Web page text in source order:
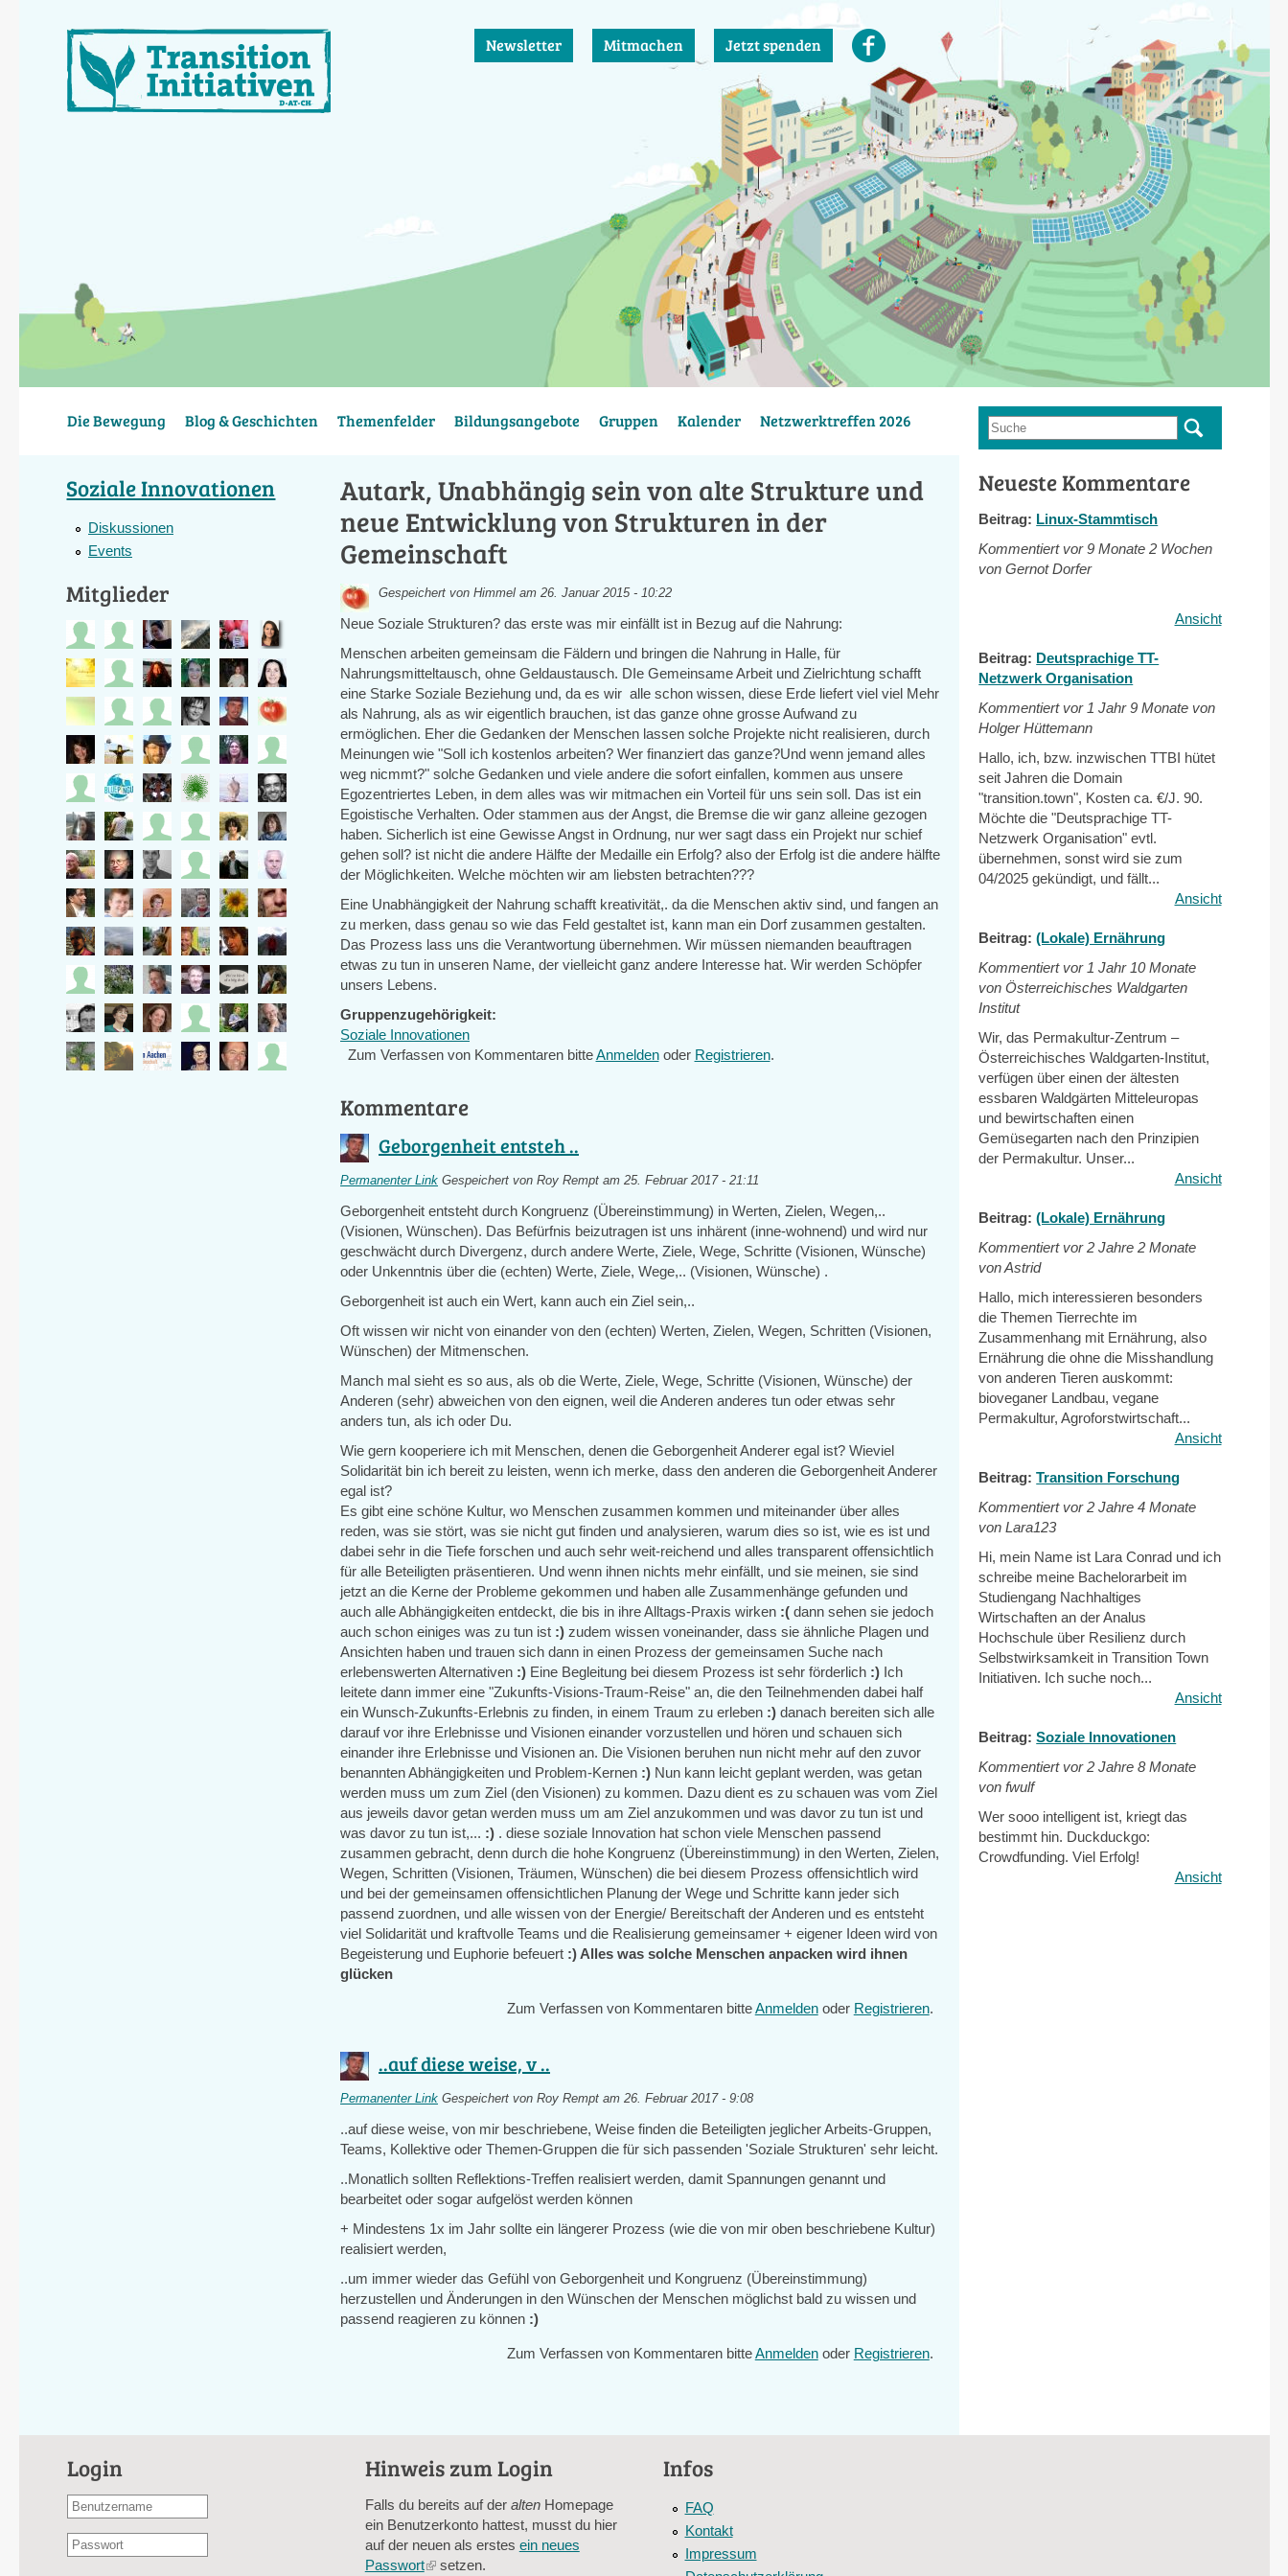
Newsletter Mitmachen Jetzt spenden
Die Bewegung Blog & Geschichten Themenfelder Bildungsangebote Gruppen Kalender Netzwerktreffen 2026
Autark, Unabhängig sein von alte Strukture und
neue Entwicklung von Strukturen in der
Gemeinschaft
Gespeichert vonHimmel am 26. Januar 2015 - 10:22
Neue Soziale Strukturen? das erste was mir einfällt ist in Bezug auf die Nahrung:
Menschen arbeiten gemeinsam die Fäldern und bringen die Nahrung in Halle, für
Nahrungsmitteltausch, ohne Geldaustausch. DIe Gemeinsame Arbeit und Zielrichtung schafft
eine Starke Soziale Beziehung und, da es wir alle schon wissen, diese Erde liefert viel viel Mehr
als Nahrung, als as wir eigentlich brauchen, ist das ganze ohne grosse Aufwand zu
ermöglichen. Eher die Gedanken der Menschen lassen solche Projekte nicht realisieren, durch
Meinungen wie "Soll ich kostenlos arbeiten? Wer finanziert das ganze?Und wenn jemand alles
weg nicmmt?" solche Gedanken und viele andere die sofort einfallen, kommen aus unsere
Egozentriertes Leben, in dem alles was wir mitmachen ein Vorteil für uns sein soll. Das ist ein
Egoistische Verhalten. Oder stammen aus der Angst, die Bremse die wir ganz alleine gezogen
haben. Sicherlich ist eine Gewisse Angst in Ordnung, nur wer sagt dass ein Projekt nur schief
gehen soll? ist nicht die andere Hälfte der Medaille ein Erfolg? also der Erfolg ist die andere hälfte
der Möglichkeiten. Welche möchten wir am liebsten betrachten???
Eine Unabhängigkeit der Nahrung schafft kreativität,. da die Menschen aktiv sind, und fangen an
zu merken, dass genau so wie das Feld gestaltet ist, kann man ein Dorf zusammen gestalten.
Das Prozess lass uns die Verantwortung übernehmen. Wir müssen niemanden beauftragen
etwas zu tun in unseren Name, der vielleicht ganz andere Interesse hat. Wir werden Schöpfer
unsers Lebens.
Gruppenzugehörigkeit:
Soziale Innovationen
Zum Verfassen von Kommentaren bitteAnmeldenoder Registrieren.
Kommentare
Geborgenheit entsteh ..
Permanenter Link Gespeichert vonRoy Rempt am 25. Februar 2017 - 21:11
Geborgenheit entsteht durch Kongruenz (Übereinstimmung) in Werten, Zielen, Wegen,..
(Visionen, Wünschen). Das Befürfnis beizutragen ist uns inhärent (inne-wohnend) und wird nur
geschwächt durch Divergenz, durch andere Werte, Ziele, Wege, Schritte (Visionen, Wünsche)
oder Unkenntnis über die (echten) Werte, Ziele, Wege,.. (Visionen, Wünsche) .
Geborgenheit ist auch ein Wert, kann auch ein Ziel sein,..
Oft wissen wir nicht von einander von den (echten) Werten, Zielen, Wegen, Schritten (Visionen,
Wünschen) der Mitmenschen.
Manch mal sieht es so aus, als ob die Werte, Ziele, Wege, Schritte (Visionen, Wünsche) der
Anderen (sehr) abweichen von den eignen, weil die Anderen anderes tun oder etwas sehr
anders tun, als ich oder Du.
Wie gern kooperiere ich mit Menschen, denen die Geborgenheit Anderer egal ist? Wieviel
Solidarität bin ich bereit zu leisten, wenn ich merke, dass den anderen die Geborgenheit Anderer
egal ist?
Es gibt eine schöne Kultur, wo Menschen zusammen kommen und miteinander über alles
reden, was sie stört, was sie nicht gut finden und analysieren, warum dies so ist, wie es ist und
dabei sehr in die Tiefe forschen und auch sehr weit-reichend und alles transparent offensichtlich
für alle Beteiligten präsentieren. Und wenn ihnen nichts mehr einfällt, und sie meinen, sie sind
jetzt an die Kerne der Probleme gekommen und haben alle Zusammenhänge gefunden und
auch alle Abhängigkeiten entdeckt, die bis in ihre Alltags-Praxis wirken :(dann sehen sie jedoch
auch schon einiges was zu tun ist :)zudem wissen voneinander, dass sie ähnliche Plagen und
Ansichten haben und trauen sich dann in einen Prozess der gemeinsamen Suche nach
erlebenswerten Alternativen :) Eine Begleitung bei diesem Prozess ist sehr förderlich :) Ich
leitete dann immer eine "Zukunfts-Visions-Traum-Reise" an, die den Teilnehmenden dabei half
ein Wunsch-Zukunfts-Erlebnis zu finden, in einem Traum zu erleben :)danach bereiten sich alle
darauf vor ihre Erlebnisse und Visionen einander vorzustellen und hören und schauen sich
einander ihre Erlebnisse und Visionen an. Die Visionen beruhen nun nicht mehr auf den zuvor
benannten Abhängigkeiten und Problem-Kernen :) Nun kann leicht geplant werden, was getan
werden muss um zum Ziel (den Visionen) zu kommen. Dazu dient es zu schauen was vom Ziel
aus jeweils davor getan werden muss um am Ziel anzukommen und was davor zu tun ist und
was davor zu tun ist,... :) . diese soziale Innovation hat schon viele Menschen passend
zusammen gebracht, denn durch die hohe Kongruenz (Übereinstimmung) in den Werten, Zielen,
Wegen, Schritten (Visionen, Träumen, Wünschen) die bei diesem Prozess offensichtlich wird
und bei der gemeinsamen offensichtlichen Planung der Wege und Schritte kann jeder sich
passend zuordnen, und alle wissen von der Energie/ Bereitschaft der Anderen und es entsteht
viel Solidarität und kraftvolle Teams und die Realisierung gemeinsamer + eigener Ideen wird von
Begeisterung und Euphorie befeuert :) Alles was solche Menschen anpacken wird ihnen
glücken
Zum Verfassen von Kommentaren bitteAnmeldenoder Registrieren.
..auf diese weise, v ..
Permanenter Link Gespeichert vonRoy Rempt am 26. Februar 2017 - 9:08
..auf diese weise, von mir beschriebene, Weise finden die Beteiligten jeglicher Arbeits-Gruppen,
Teams, Kollektive oder Themen-Gruppen die für sich passenden 'Soziale Strukturen' sehr leicht.
..Monatlich sollten Reflektions-Treffen realisiert werden, damit Spannungen genannt und
bearbeitet oder sogar aufgelöst werden können
+ Mindestens 1x im Jahr sollte ein längerer Prozess (wie die von mir oben beschriebene Kultur)
realisiert werden,
..um immer wieder das Gefühl von Geborgenheit und Kongruenz (Übereinstimmung)
herzustellen und Änderungen in den Wünschen der Menschen möglichst bald zu wissen und
passend reagieren zu können :)
Zum Verfassen von Kommentaren bitteAnmeldenoder Registrieren.
Soziale Innovationen
Diskussionen
Events
Mitglieder
Suchformular
Suche
Neueste Kommentare
Beitrag: Linux-Stammtisch
Kommentiert vor9 Monate 2 Wochen
von Gernot Dorfer
Ansicht
Beitrag: Deutsprachige TT-
Netzwerk Organisation
Kommentiert vor 1 Jahr 9 Monate von
Holger Hüttemann
Hallo, ich, bzw. inzwischen TTBI hütet
seit Jahren die Domain
"transition.town", Kosten ca. €/J. 90.
Möchte die "Deutsprachige TT-
Netzwerk Organisation" evtl.
übernehmen, sonst wird sie zum
04/2025 gekündigt, und fällt...
Ansicht
Beitrag:(Lokale) Ernährung
Kommentiert vor 1 Jahr 10 Monate
von Österreichisches Waldgarten
Institut
Wir, das Permakultur-Zentrum –
Österreichisches Waldgarten-Institut,
verfügen über einen der ältesten
essbaren Waldgärten Mitteleuropas
und bewirtschaften einen
Gemüsegarten nach den Prinzipien
der Permakultur. Unser...
Ansicht
Beitrag:(Lokale) Ernährung
Kommentiert vor2 Jahre 2 Monate
von Astrid
Hallo, mich interessieren besonders
die Themen Tierrechte im
Zusammenhang mit Ernährung, also
Ernährung die ohne die Misshandlung
von anderen Tieren auskommt:
bioveganer Landbau, vegane
Permakultur, Agroforstwirtschaft...
Ansicht
Beitrag:Transition Forschung
Kommentiert vor2 Jahre 4 Monate
von Lara123
Hi, mein Name ist Lara Conrad und ich
schreibe meine Bachelorarbeit im
Studiengang Nachhaltiges
Wirtschaften an der Analus
Hochschule über Resilienz durch
Selbstwirksamkeit in Transition Town
Initiativen. Ich suche noch...
Ansicht
Beitrag:Soziale Innovationen
Kommentiert vor2 Jahre 8 Monate
von fwulf
Wer sooo intelligent ist, kriegt das
bestimmt hin. Duckduckgo:
Crowdfunding. Viel Erfolg!
Ansicht
Login
Benutzername
E-
Passwort
Hinweis zum Login
Falls du bereits auf der altenHomepage
ein Benutzerkonto hattest, musst du hier
auf der neuen als erstes ein neues
Passwort(linksetzen.
Infos
FAQ
Kontakt
Impressum